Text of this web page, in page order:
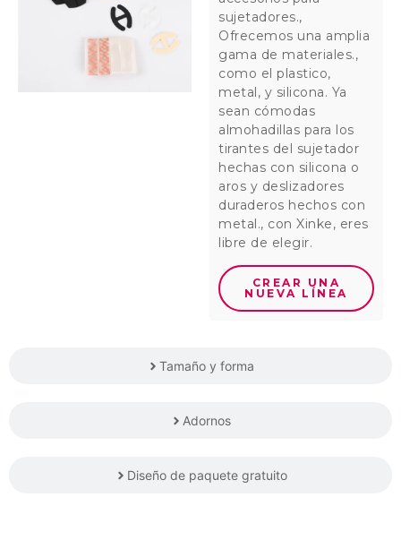
Tamaño y forma
Adornos
Diseño de paquete gratuito
sujetadores.,
Ofrecemos una amplia
gama de materiales.,
como el plastico,
metal, y silicona. Ya
sean cómodas
almohadillas para los
tirantes del sujetador
hechas con silicona o
aros y deslizadores
duraderos hechos con
metal., con Xinke, eres
libre de elegir.
CREAR UNA
NUEVA LÍNEA